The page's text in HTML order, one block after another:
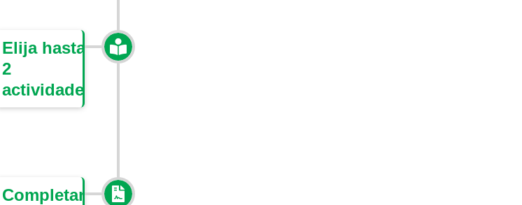
Elija hasta
2
actividades
Completar